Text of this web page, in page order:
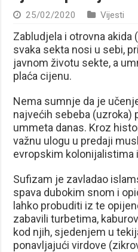
25/02/2020 Vijesti
Zabludjela i otrovna
svaka sekta nosi u sebi,
javnom životu sekte, a
plaća cijenu.
Nema sumnje da je
najvećih sebeba (uzroka)
ummeta danas. Kroz
važnu ulogu u predaji
evropskim kolonijalistima
Sufizam je zavladao
spava dubokim snom i
lahko probuditi iz te
zabavili turbetima,
kod njih, sjedenjem u
ponavljajući virdove